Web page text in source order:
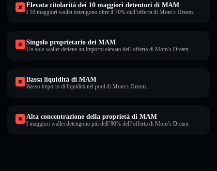
Elevata titolarità dei 10 maggiori detentori di MAM
I 10 maggiori wallet detengono oltre il 70% dell’offerta di Mom’s Dream.
Singolo proprietario dei MAM
Un solo wallet detiene un importo elevato dell’offerta di Mom’s Dream.
Bassa liquidità di MAM
Basso importo di liquidità nel pool di Mom’s Dream.
Alta concentrazione della proprietà di MAM
I maggiori wallet detengono più dell’80% dell’offerta di Mom’s Dream.